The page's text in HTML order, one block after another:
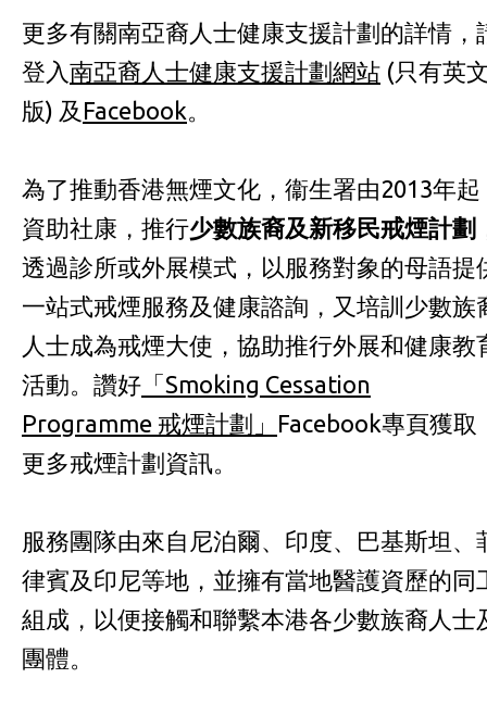
更多有關南亞裔人士健康支援計劃的詳情，
登入 南亞裔人士健康支援計劃網站 (只有英
版) 及 Facebook。
為了推動香港無煙文化，衞生署由2013年起
資助社康，推行少數族裔及新移民戒煙計劃
透過診所或外展模式，以服務對象的母語提
一站式戒煙服務及健康諮詢，又培訓少數族
人士成為戒煙大使，協助推行外展和健康教
活動。讚好 「Smoking Cessation
Programme 戒煙計劃 」 Facebook專頁獲取
更多戒煙計劃資訊。
服務團隊由來自尼泊爾、印度、巴基斯坦、
律賓及印尼等地，並擁有當地醫護資歷的同
組成，以便接觸和聯繫本港各少數族裔人士
團體。